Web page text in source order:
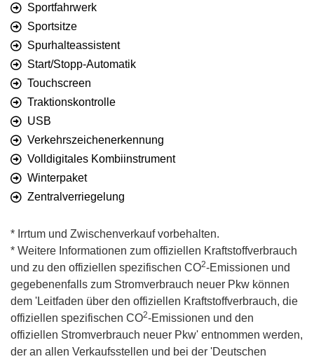
Sportfahrwerk
Sportsitze
Spurhalteassistent
Start/Stopp-Automatik
Touchscreen
Traktionskontrolle
USB
Verkehrszeichenerkennung
Volldigitales Kombiinstrument
Winterpaket
Zentralverriegelung
* Irrtum und Zwischenverkauf vorbehalten.
* Weitere Informationen zum offiziellen Kraftstoffverbrauch
und zu den offiziellen spezifischen CO2-Emissionen und
gegebenenfalls zum Stromverbrauch neuer Pkw können
dem 'Leitfaden über den offiziellen Kraftstoffverbrauch, die
offiziellen spezifischen CO2-Emissionen und den
offiziellen Stromverbrauch neuer Pkw' entnommen werden,
der an allen Verkaufsstellen und bei der 'Deutschen